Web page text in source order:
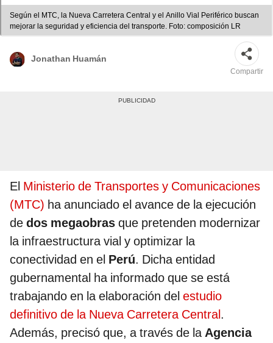
Según el MTC, la Nueva Carretera Central y el Anillo Vial Periférico buscan
mejorar la seguridad y eficiencia del transporte. Foto: composición LR
Jonathan Huamán
Compartir
El Ministerio de Transportes y Comunicaciones
(MTC) ha anunciado el avance de la ejecución
de dos megaobras que pretenden modernizar
la infraestructura vial y optimizar la
conectividad en el Perú. Dicha entidad
gubernamental ha informado que se está
trabajando en la elaboración del estudio
definitivo de la Nueva Carretera Central.
Además, precisó que, a través de laAgencia